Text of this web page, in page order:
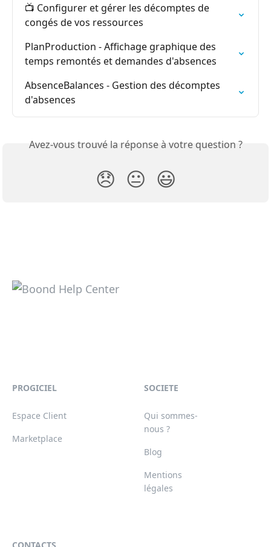
📺 Configurer et gérer les décomptes de
congés de vos ressources
PlanProduction - Affichage graphique des
temps remontés et demandes d'absences
AbsenceBalances - Gestion des décomptes
d'absences
Avez-vous trouvé la réponse à votre question ?
😞 😐 😃
PROGICIEL
Espace Client
Marketplace
SOCIETE
Qui sommes-
nous ?
Blog
Mentions
légales